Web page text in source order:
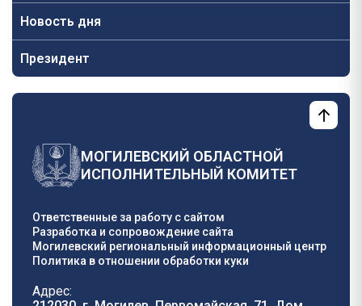
Новость дня
Президент
МОГИЛЕВСКИЙ ОБЛАСТНОЙ
ИСПОЛНИТЕЛЬНЫЙ КОМИТЕТ
Ответственные за работу с сайтом
Разработка и сопровождение сайта
Могилевский региональный информационный центр
Политика в отношении обработки куки
Адрес: